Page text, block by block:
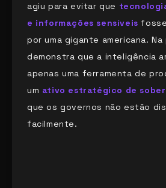
agiu para evitar que
e informações sensíveis
por uma gigante americana.
demonstra que a inteligência
apenas uma ferramenta de
um ativo estratégico de
que os governos não estão
facilmente.